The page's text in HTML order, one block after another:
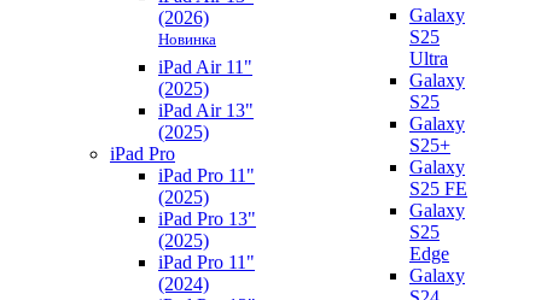
(2026)
Новинка
iPad Air 11"
(2025)
iPad Air 13"
(2025)
iPad Pro
iPad Pro 11"
(2025)
iPad Pro 13"
(2025)
iPad Pro 11"
(2024)
Galaxy
S25
Ultra
Galaxy
S25
Galaxy
S25+
Galaxy
S25 FE
Galaxy
S25
Edge
Galaxy